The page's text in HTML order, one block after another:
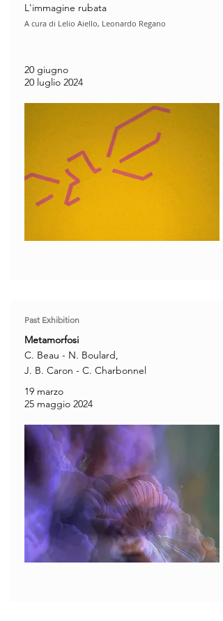
L'immagine rubata
A cura di Lelio Aiello, Leonardo Regano
20 giugno
20 luglio 2024
Past Exhibition
Metamorfosi
C. Beau - N. Boulard,
J. B. Caron - C. Charbonnel
19 marzo
25 maggio 2024